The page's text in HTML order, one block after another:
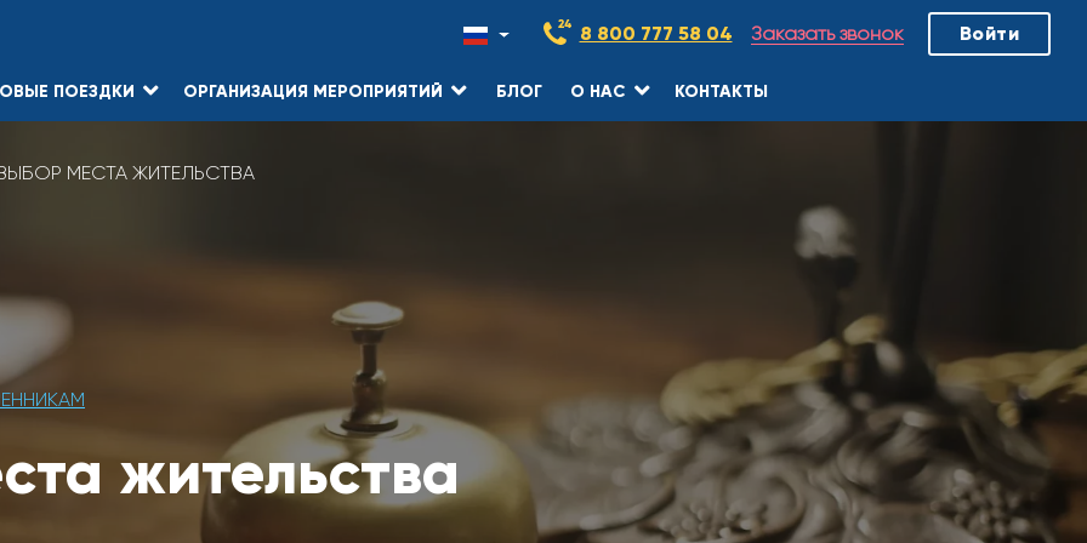
ПОЕЗДКИ ОРГАНИЗАЦИЯ МЕРОПРИЯТИЙ БЛОГ О НАС КОНТАКТЫ
8 800 777 58 04 Заказать звонок Войти
МЕСТА ЖИТЕЛЬСТВА
жительства